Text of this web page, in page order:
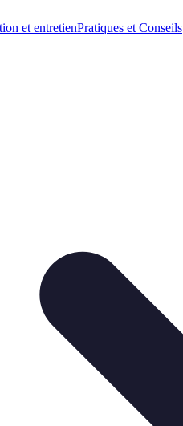
et entretienPratiques et Conseils